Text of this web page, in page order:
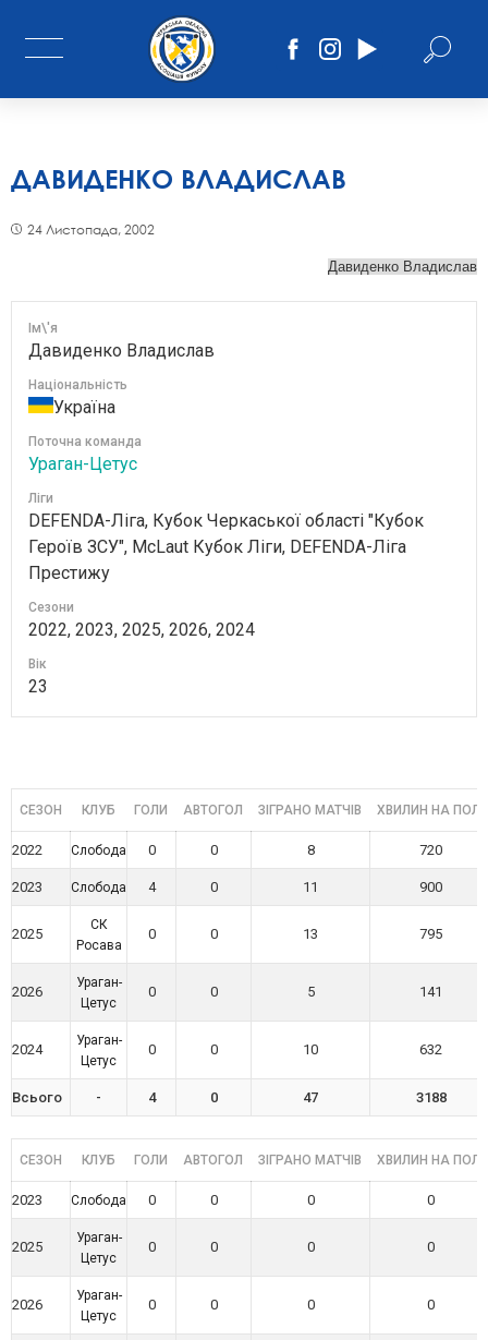
ДАВИДЕНКО ВЛАДИСЛАВ
24 Листопада, 2002
Ім\'я
Давиденко Владислав
Національність
Україна
Поточна команда
Ураган-Цетус
Ліги
DEFENDA-Ліга, Кубок Черкаської області "Кубок
Героїв ЗСУ", McLaut Кубок Ліги, DEFENDA-Ліга
Престижу
Сезони
2022, 2023, 2025, 2026, 2024
Вік
23
СЕЗОН КЛУБ ГОЛИ АВТОГОЛ ЗІГРАНО МАТЧІВ ХВИЛИН НА ПОЛІ
2022 Слобода 0 0 8 720
2023 Слобода 4 0 11 900
2025
СК
Росава
0 0 13 795
2026
Ураган-
Цетус
0 0 5 141
2024
Ураган-
Цетус
0 0 10 632
Всього - 4 0 47 3188
СЕЗОН КЛУБ ГОЛИ АВТОГОЛ ЗІГРАНО МАТЧІВ ХВИЛИН НА ПОЛІ
2023 Слобода 0 0 0 0
2025
Ураган-
Цетус
0 0 0 0
2026
Ураган-
Цетус
0 0 0 0